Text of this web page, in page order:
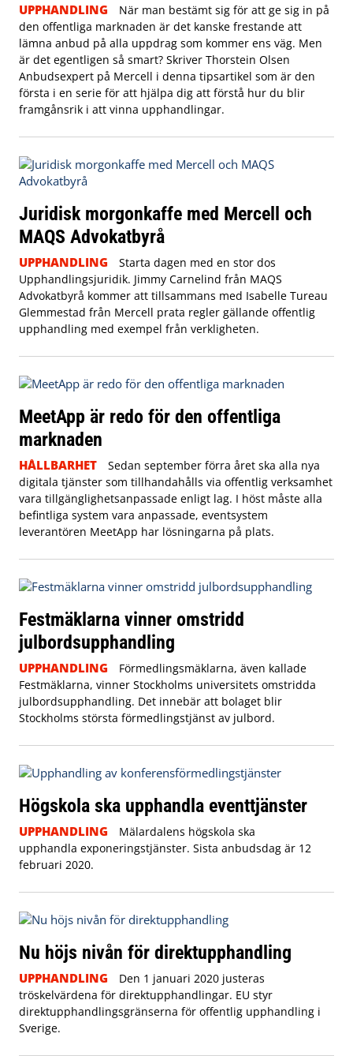
UPPHANDLING
När man bestämt sig för att ge sig in på
den offentliga marknaden är det kanske frestande att
lämna anbud på alla uppdrag som kommer ens väg. Men
är det egentligen så smart? Skriver Thorstein Olsen
Anbudsexpert på Mercell i denna tipsartikel som är den
första i en serie för att hjälpa dig att förstå hur du blir
framgånsrik i att vinna upphandlingar.
Juridisk morgonkaffe med Mercell och
MAQS Advokatbyrå
UPPHANDLING
Starta dagen med en stor dos
Upphandlingsjuridik. Jimmy Carnelind från MAQS
Advokatbyrå kommer att tillsammans med Isabelle Tureau
Glemmestad från Mercell prata regler gällande offentlig
upphandling med exempel från verkligheten.
MeetApp är redo för den offentliga
marknaden
HÅLLBARHET
Sedan september förra året ska alla nya
digitala tjänster som tillhandahålls via offentlig verksamhet
vara tillgänglighetsanpassade enligt lag. I höst måste alla
befintliga system vara anpassade, eventsystem
leverantören MeetApp har lösningarna på plats.
Festmäklarna vinner omstridd
julbordsupphandling
UPPHANDLING
Förmedlingsmäklarna, även kallade
Festmäklarna, vinner Stockholms universitets omstridda
julbordsupphandling. Det innebär att bolaget blir
Stockholms största förmedlingstjänst av julbord.
Högskola ska upphandla eventtjänster
UPPHANDLING
Mälardalens högskola ska
upphandla exponeringstjänster. Sista anbudsdag är 12
februari 2020.
Nu höjs nivån för direktupphandling
UPPHANDLING
Den 1 januari 2020 justeras
tröskelvärdena för direktupphandlingar. EU styr
direktupphandlingsgränserna för offentlig upphandling i
Sverige.